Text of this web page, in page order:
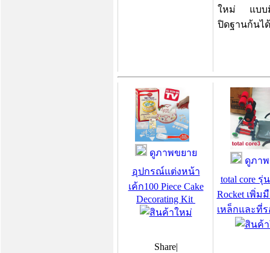
ใหม่ แบบมี
ปิดฐานก้นได้
ดูภาพขยาย
อุปกรณ์แต่งหน้า
เค้ก100 Piece Cake
Decorating Kit
Share|
ดูภา
total core
Rocket เพิ่ม
เหล็กและที่